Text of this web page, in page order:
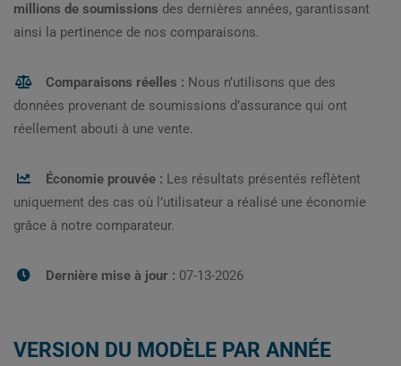
millions de soumissions des dernières années, garantissant
ainsi la pertinence de nos comparaisons.
Comparaisons réelles : Nous n’utilisons que des
données provenant de soumissions d’assurance qui ont
réellement abouti à une vente.
Économie prouvée : Les résultats présentés reflètent
uniquement des cas où l’utilisateur a réalisé une économie
grâce à notre comparateur.
Dernière mise à jour : 07-13-2026
VERSION DU MODÈLE PAR ANNÉE